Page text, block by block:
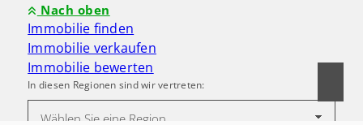
In diesen Regionen sind wir vertreten:
Nach oben
Immobilie finden
Immobilie verkaufen
Immobilie bewerten